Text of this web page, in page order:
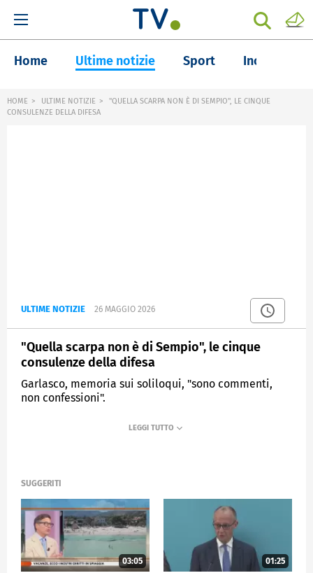
Home Ultime notizie Sport Inchieste
HOME ULTIME NOTIZIE
"QUELLA SCARPA NON È DI SEMPIO", LE CINQUE
CONSULENZE DELLA DIFESA
ULTIME NOTIZIE 26 MAGGIO 2026
"Quella scarpa non è di Sempio", le cinque
consulenze della difesa
Garlasco, memoria sui soliloqui, "sono commenti,
non confessioni".
SUGGERITI
03:05 01:25